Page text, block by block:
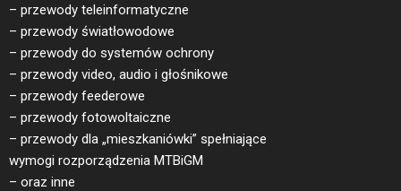
– przewody teleinformatyczne
– przewody światłowodowe
– przewody do systemów ochrony
– przewody video, audio i głośnikowe
– przewody feederowe
– przewody fotowoltaiczne
– przewody dla „mieszkaniówki” spełniające
wymogi rozporządzenia MTBiGM
– oraz inne